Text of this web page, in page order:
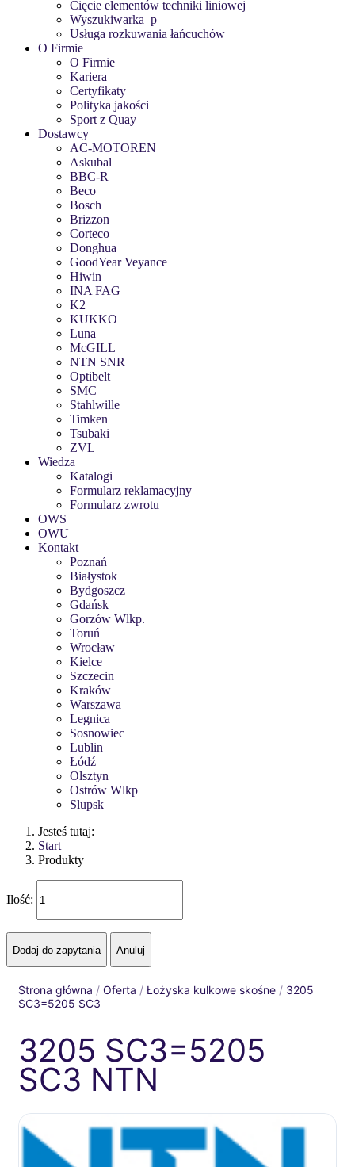
Cięcie elementów techniki liniowej
Wyszukiwarka_p
Usługa rozkuwania łańcuchów
O Firmie
O Firmie
Kariera
Certyfikaty
Polityka jakości
Sport z Quay
Dostawcy
AC-MOTOREN
Askubal
BBC-R
Beco
Bosch
Brizzon
Corteco
Donghua
GoodYear Veyance
Hiwin
INA FAG
K2
KUKKO
Luna
McGILL
NTN SNR
Optibelt
SMC
Stahlwille
Timken
Tsubaki
ZVL
Wiedza
Katalogi
Formularz reklamacyjny
Formularz zwrotu
OWS
OWU
Kontakt
Poznań
Białystok
Bydgoszcz
Gdańsk
Gorzów Wlkp.
Toruń
Wrocław
Kielce
Szczecin
Kraków
Warszawa
Legnica
Sosnowiec
Lublin
Łódź
Olsztyn
Ostrów Wlkp
Slupsk
Jesteś tutaj:
Start
Produkty
Ilość:
Strona główna / Oferta / Łożyska kulkowe skośne / 3205
SC3=5205 SC3
3205 SC3=5205
SC3 NTN